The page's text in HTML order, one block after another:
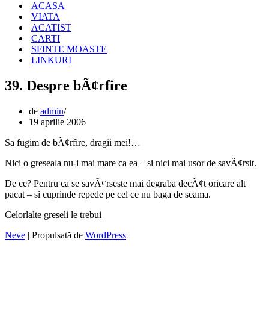
navigareACASA
VIATA
ACATIST
CARTI
SFINTE MOASTE
LINKURI
39. Despre bÃ¢rfire
de admin
19 aprilie 2006
Sa fugim de bÃ¢rfire, dragii mei!…
Nici o greseala nu-i mai mare ca ea – si nici mai usor de savÃ¢rsit.
De ce? Pentru ca se savÃ¢rseste mai degraba decÃ¢t oricare alt
pacat – si cuprinde repede pe cel ce nu baga de seama.
Celorlalte greseli le trebui
Neve | Propulsată de WordPress